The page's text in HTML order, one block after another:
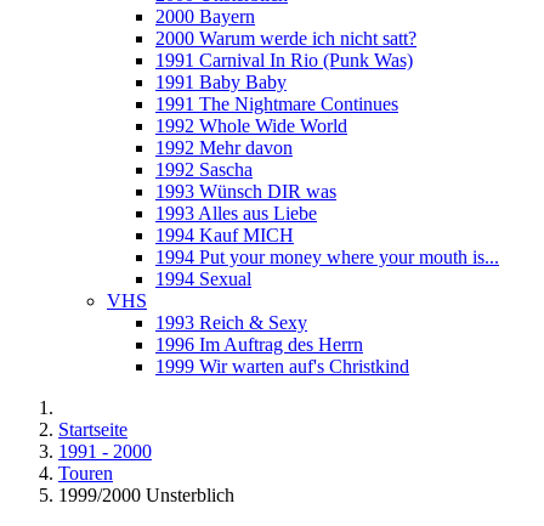
2000 Bayern
2000 Warum werde ich nicht satt?
1991 Carnival In Rio (Punk Was)
1991 Baby Baby
1991 The Nightmare Continues
1992 Whole Wide World
1992 Mehr davon
1992 Sascha
1993 Wünsch DIR was
1993 Alles aus Liebe
1994 Kauf MICH
1994 Put your money where your mouth is...
1994 Sexual
VHS
1993 Reich & Sexy
1996 Im Auftrag des Herrn
1999 Wir warten auf's Christkind
Startseite
1991 - 2000
Touren
1999/2000 Unsterblich